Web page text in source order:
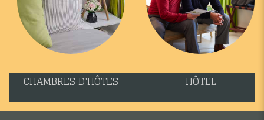
CHAMBRES D'HÔTES HÔTEL